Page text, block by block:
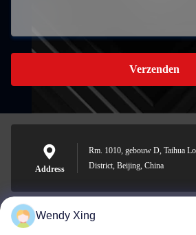
Verzenden
Address
Rm. 1010, gebouw D, Taihua
District, Beijing, China
Wendy Xing